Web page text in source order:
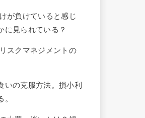
が負けていると感じ
に見られている？
スクマネジメントの
いの克服方法。損小利
。